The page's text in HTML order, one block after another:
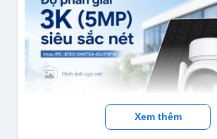
Xem thêm